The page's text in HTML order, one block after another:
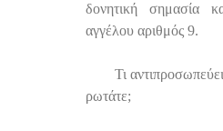
δονητική σημασία
αγγέλου αριθμός 9.
Τι
ρωτάτε;